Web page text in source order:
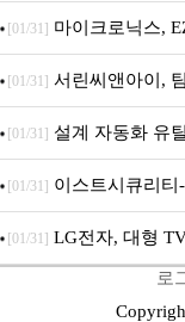
[01/31] 마이크로닉스,
시
[01/31] 서린씨앤아이,
5600MHz 16GB 출시
[01/31] 설계 자동화 유
무상 배포
[01/31] 이스트시큐리
세대 AI 보안 플랫폼
[01/31] LG전자, 대형
로